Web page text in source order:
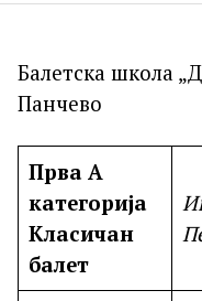
Балетска школа
Панчево
Прва А
категорија
Класичан
балет